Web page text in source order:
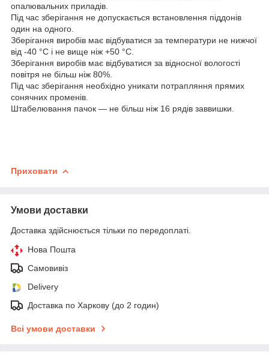
опалювальних приладів.
Під час зберігання не допускається встановлення піддонів
один на одного.
Зберігання виробів має відбуватися за температури не нижчої
від -40 °C і не вище ніж +50 °C.
Зберігання виробів має відбуватися за відносної вологості
повітря не більш ніж 80%.
Під час зберігання необхідно уникати потрапляння прямих
сонячних променів.
Штабелювання пачок — не більш ніж 16 рядів заввишки.
Приховати
Умови доставки
Доставка здійснюється тільки по передоплаті.
Нова Пошта
Самовивіз
Delivery
Доставка по Харкову (до 2 годин)
Всі умови доставки